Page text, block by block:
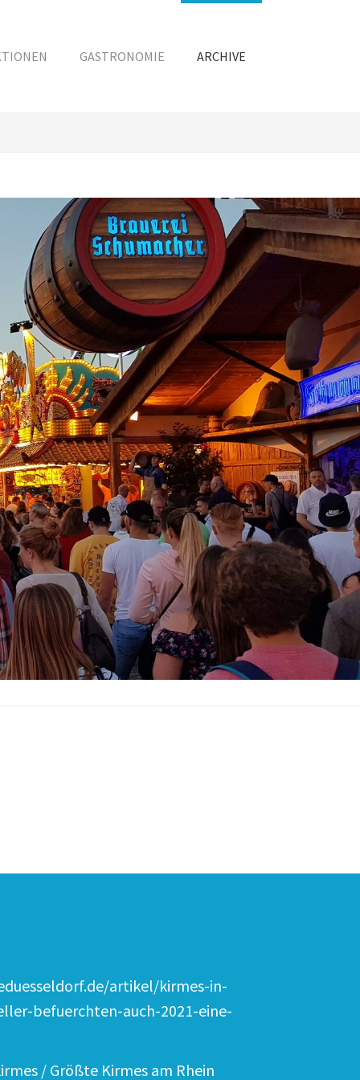
GASTRONOMIE ARCHIVE
artikel/kirmes-in-
befuerchten-auch-2021-eine-
/ Größte Kirmes am Rhein